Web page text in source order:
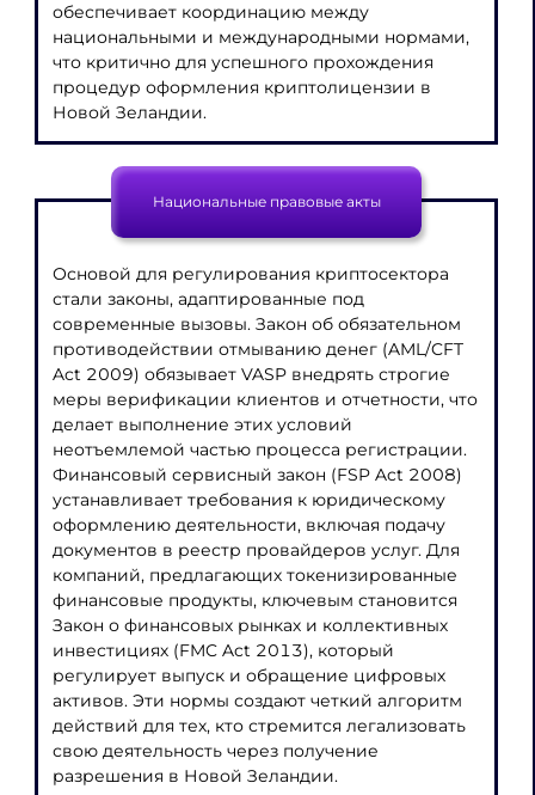
обеспечивает координацию между
национальными и международными нормами,
что критично для успешного прохождения
процедур оформления криптолицензии в
Новой Зеландии.
Национальные правовые акты
Основой для регулирования криптосектора
стали законы, адаптированные под
современные вызовы. Закон об обязательном
противодействии отмыванию денег (AML/CFT
Act 2009) обязывает VASP внедрять строгие
меры верификации клиентов и отчетности, что
делает выполнение этих условий
неотъемлемой частью процесса регистрации.
Финансовый сервисный закон (FSP Act 2008)
устанавливает требования к юридическому
оформлению деятельности, включая подачу
документов в реестр провайдеров услуг. Для
компаний, предлагающих токенизированные
финансовые продукты, ключевым становится
Закон о финансовых рынках и коллективных
инвестициях (FMC Act 2013), который
регулирует выпуск и обращение цифровых
активов. Эти нормы создают четкий алгоритм
действий для тех, кто стремится легализовать
свою деятельность через получение
разрешения в Новой Зеландии.